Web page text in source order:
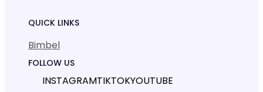
QUICK LINKS
Bimbel
FOLLOW US
INSTAGRAMTIKTOKYOUTUBE